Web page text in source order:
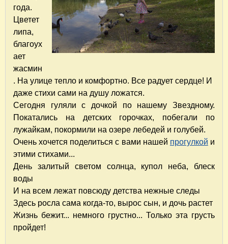
года.
Цветет
липа,
благоух
ает
жасмин
. На улице тепло и комфортно. Все радует сердце! И
даже стихи сами на душу ложатся.
Сегодня гуляли с дочкой по нашему Звездному.
Покатались на детских горочках, побегали по
лужайкам, покормили на озере лебедей и голубей.
Очень хочется поделиться с вами нашей прогулкой и
этими стихами...
День залитый светом солнца, купол неба, блеск
воды
И на всем лежат повсюду детства нежные следы
Здесь росла сама когда-то, вырос сын, и дочь растет
Жизнь бежит... немного грустно... Только эта грусть
пройдет!